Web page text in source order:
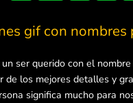
gif con nombres
ser querido con el
de los mejores detalles y
significa mucho para